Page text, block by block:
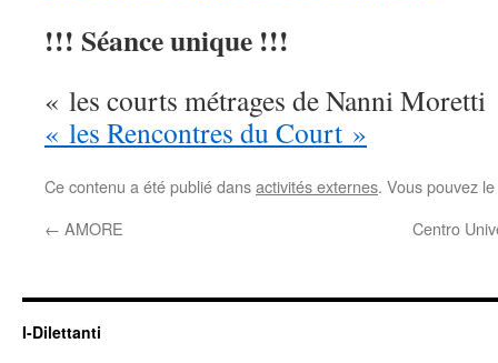
!!! Séance unique !!!
« les courts métrages de Nanni
« les Rencontres du Court »
Ce contenu a été publié dansactivités externes. Vous pouvez
← AMORE Centro
I-Dilettanti